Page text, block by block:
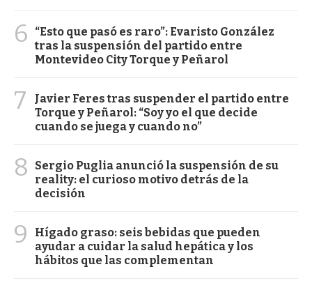
6
“Esto que pasó es raro”: Evaristo González
tras la suspensión del partido entre
Montevideo City Torque y Peñarol
7
Javier Feres tras suspender el partido entre
Torque y Peñarol: “Soy yo el que decide
cuando se juega y cuando no”
8
Sergio Puglia anunció la suspensión de su
reality: el curioso motivo detrás de la
decisión
9
Hígado graso: seis bebidas que pueden
ayudar a cuidar la salud hepática y los
hábitos que las complementan